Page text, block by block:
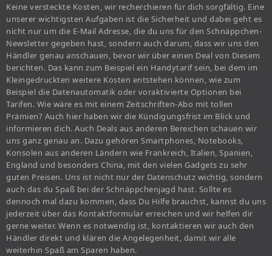
Keine versteckte Kosten, wir recherchieren für dich sorgfältig. Eine
unserer wichtigsten Aufgaben ist die Sicherheit und dabei geht es
nicht nur um die E-Mail Adresse, die du uns für den Schnäppchen-
Newsletter gegeben hast, sondern auch darum, dass wir uns den
Händler genau anschauen, bevor wir über einen Deal von Diesem
berichten. Das kann zum Beispiel ein Handytarif sein, bei dem im
Kleingedruckten weitere Kosten entstehen können, wie zum
Beispiel die Datenautomatik oder voraktivierte Optionen bei
Tarifen. Wie wäre es mit einem Zeitschriften-Abo mit tollen
Prämien? Auch hier haben wir die Kündigungsfrist im Blick und
informieren dich. Auch Deals aus anderen Bereichen schauen wir
uns ganz genau an. Dazu gehören Smartphones, Notebooks,
Konsolen aus anderen Ländern wie Frankreich, Italien, Spanien,
England und besonders China, mit den vielen Gadgets zu sehr
guten Preisen. Uns ist nicht nur der Datenschutz wichtig, sondern
auch das du Spaß bei der Schnäppchenjagd hast. Sollte es
dennoch mal dazu kommen, dass Du Hilfe brauchst, kannst du uns
jederzeit über das Kontaktformular erreichen und wir helfen dir
gerne weiter. Wenn es notwendig ist, kontaktieren wir auch den
Händler direkt und klären die Angelegenheit, damit wir alle
weiterhin Spaß am Sparen haben.